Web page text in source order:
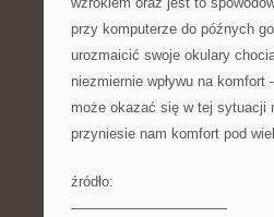
przy komputerze do późnych
urozmaicić swoje okulary
niezmiernie wpływu na
może okazać się w tej sytuacji
przyniesie nam komfort pod
źródło:
———————————